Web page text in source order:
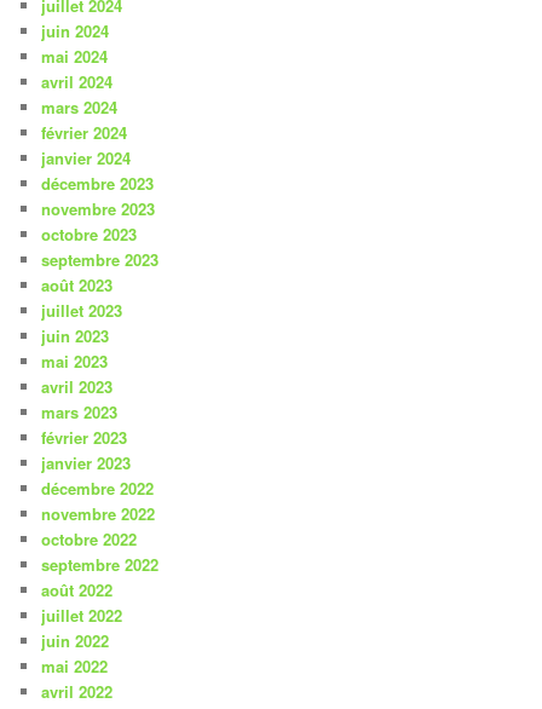
juillet 2024
juin 2024
mai 2024
avril 2024
mars 2024
février 2024
janvier 2024
décembre 2023
novembre 2023
octobre 2023
septembre 2023
août 2023
juillet 2023
juin 2023
mai 2023
avril 2023
mars 2023
février 2023
janvier 2023
décembre 2022
novembre 2022
octobre 2022
septembre 2022
août 2022
juillet 2022
juin 2022
mai 2022
avril 2022